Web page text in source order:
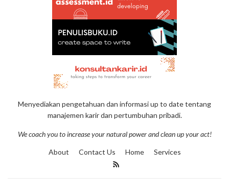
Menyediakan pengetahuan dan informasi up to date tentang
manajemen karir dan pertumbuhan pribadi.
We coach you to increase your natural power and clean up your act!
About Contact Us Home Services